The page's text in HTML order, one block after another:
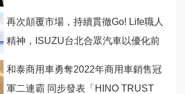
再次顛覆市場，持續貫徹Go! Life職人
精神，ISUZU台北合眾汽車以優化前
和泰商用車勇奪2022年商用車銷售冠
軍二連霸 同步發表「HINO TRUST